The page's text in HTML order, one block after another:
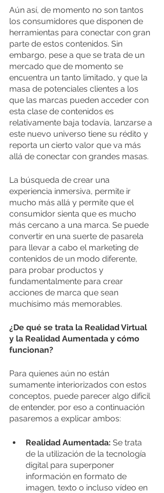
Aún así, de momento no son tantos
los consumidores que disponen de
herramientas para conectar con gran
parte de estos contenidos. Sin
embargo, pese a que se trata de un
mercado que de momento se
encuentra un tanto limitado, y que la
masa de potenciales clientes a los
que las marcas pueden acceder con
esta clase de contenidos es
relativamente baja todavía, lanzarse a
este nuevo universo tiene su rédito y
reporta un cierto valor que va más
allá de conectar con grandes masas.
La búsqueda de crear una
experiencia inmersiva, permite ir
mucho más allá y permite que el
consumidor sienta que es mucho
más cercano a una marca. Se puede
convertir en una suerte de pasarela
para llevar a cabo el marketing de
contenidos de un modo diferente,
para probar productos y
fundamentalmente para crear
acciones de marca que sean
muchísimo más memorables.
¿De qué se trata la Realidad Virtual
y la Realidad Aumentada y cómo
funcionan?
Para quienes aún no están
sumamente interiorizados con estos
conceptos, puede parecer algo difícil
de entender, por eso a continuación
pasaremos a explicar ambos:
Realidad Aumentada: Se trata
de la utilización de la tecnología
digital para superponer
información en formato de
imagen, texto o incluso vídeo en